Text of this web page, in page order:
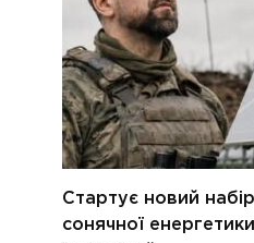
Стартує новий
сонячної